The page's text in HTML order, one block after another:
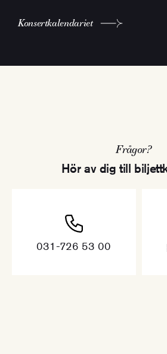
Konsertkalendariet
Frågor?
Hör av dig till
031-726 53 00